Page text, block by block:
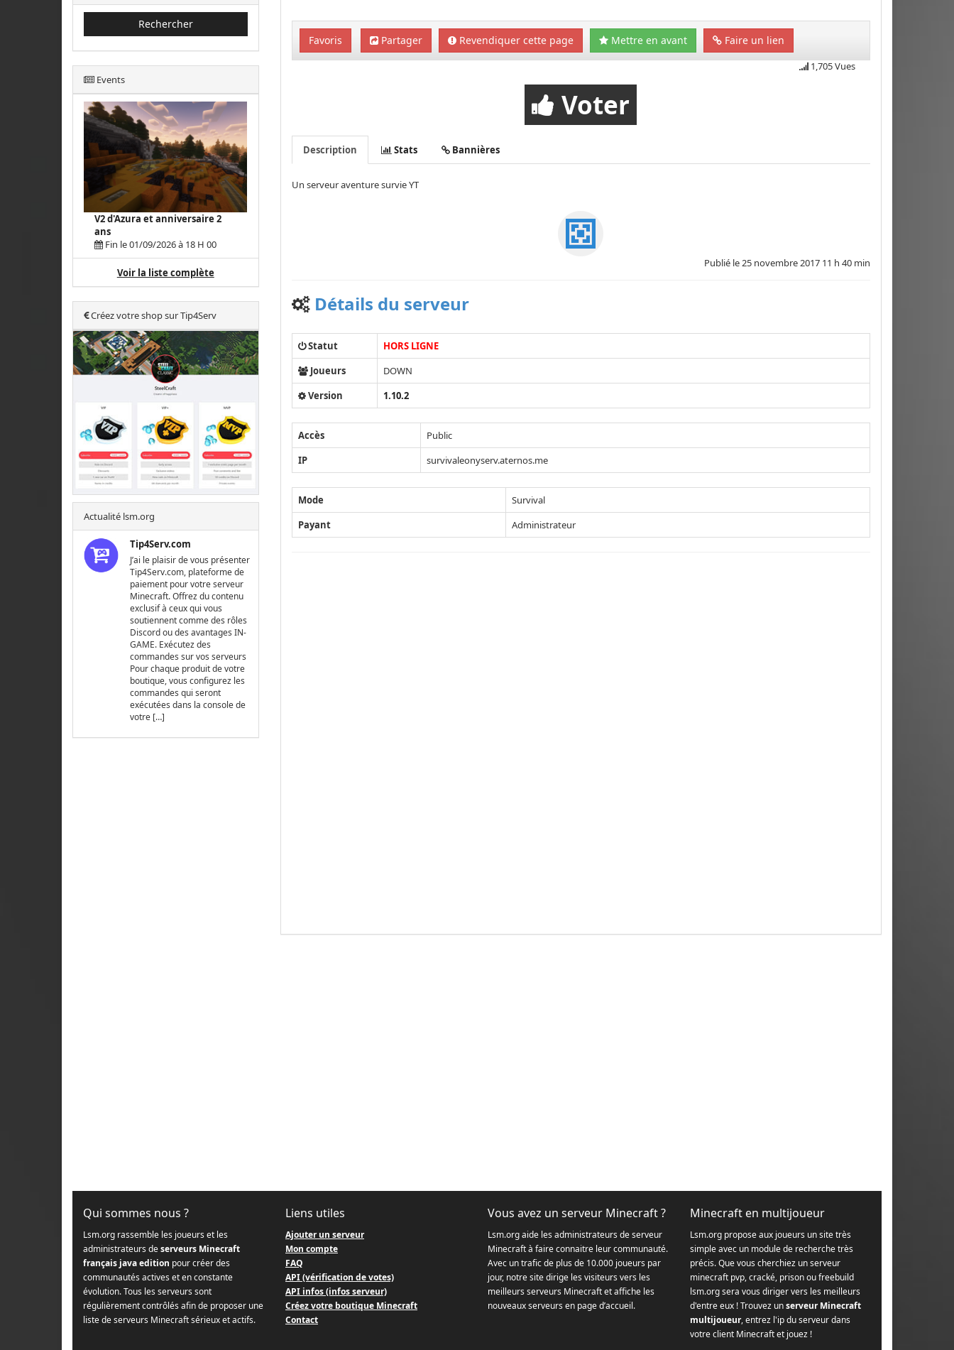
Rechercher
Events
V2 d'Azura et anniversaire 2
ans
Fin le 01/09/2026 à 18 H 00
Voir la liste complète
Créez votre shop sur Tip4Serv
Actualité lsm.org
Tip4Serv.com
J’ai le plaisir de vous présenter
Tip4Serv.com, plateforme de
paiement pour votre serveur
Minecraft. Offrez du contenu
exclusif à ceux qui vous
soutiennent comme des rôles
Discord ou des avantages IN-
GAME. Exécutez des
commandes sur vos serveurs
Pour chaque produit de votre
boutique, vous configurez les
commandes qui seront
exécutées dans la console de
votre […]
Favoris Partager Revendiquer cette page Mettre en avant Faire un lien
1,705 Vues
Voter
Description Stats Bannières
Un serveur aventure survie YT
Publié le25 novembre 2017 11 h 40 min
Détails du serveur
Statut
HORS LIGNE
Joueurs
DOWN
Version
1.10.2
Accès
Public
IP
survivaleonyserv.aternos.me
Mode
Survival
Payant
Administrateur
Qui sommes nous ?
Lsm.org rassemble les joueurs et les
administrateurs deserveurs Minecraft
français java edition pour créer des
communautés actives et en constante
évolution. Tous les serveurs sont
régulièrement contrôlés afin de proposer une
liste de serveurs Minecraft sérieux et actifs.
Liens utiles
Ajouter un serveur
Mon compte
FAQ
API (vérification de votes)
API infos (infos serveur)
Créez votre boutique Minecraft
Contact
Vous avez un serveur Minecraft ?
Lsm.org aide les administrateurs de serveur
Minecraft à faire connaitre leur communauté.
Avec un trafic de plus de 10.000 joueurs par
jour, notre site dirige les visiteurs vers les
meilleurs serveurs Minecraft et affiche les
nouveaux serveurs en page d’accueil.
Minecraft en multijoueur
Lsm.org propose aux joueurs un site très
simple avec un module de recherche très
précis. Que vous cherchiez un serveur
minecraft pvp, cracké, prison ou freebuild
lsm.org sera vous diriger vers les meilleurs
d'entre eux ! Trouvez unserveur Minecraft
multijoueur, entrez l'ip du serveur dans
votre client Minecraft et jouez !